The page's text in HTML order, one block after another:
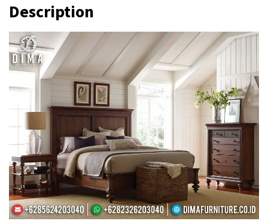
0
0
0
0
0
.
0
0
0
.
Description